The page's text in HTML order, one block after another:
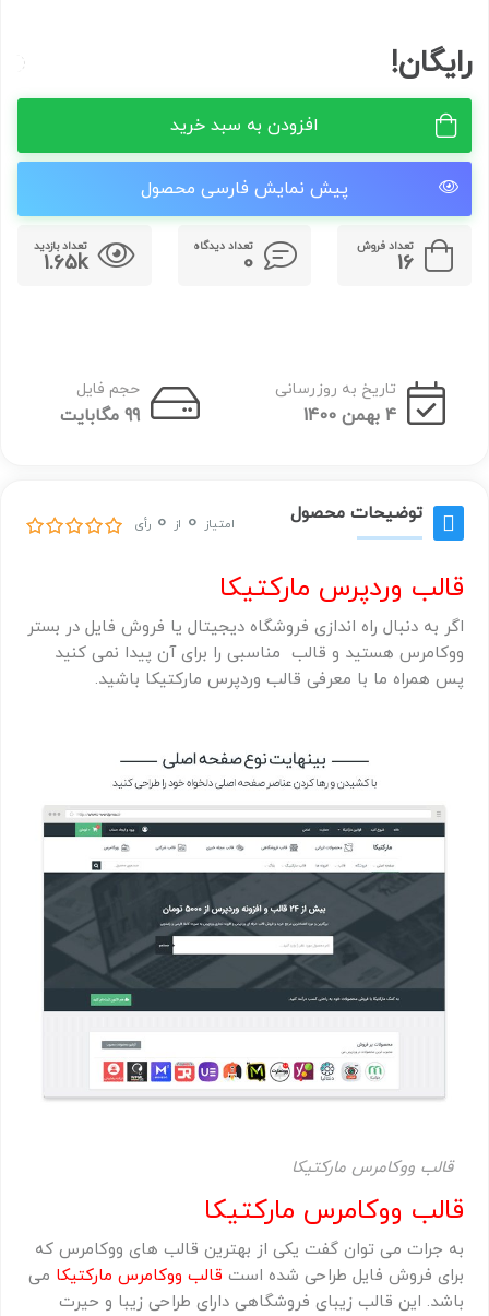
رایگان!
افزودن به سبد خرید
پیش نمایش فارسی محصول
تعداد فروش
16
تعداد دیدگاه
0
تعداد بازدید
1.65k
تاریخ به روزرسانی
4 بهمن 1400
حجم فایل
99 مگابایت
توضیحات محصول امتیاز 0 از 0 رأی
قالب وردپرس مارکتیکا
اگر به دنبال راه اندازی فروشگاه دیجیتال یا فروش فایل در بستر
ووکامرس هستید و قالب مناسبی را برای آن پیدا نمی کنید
پس همراه ما با معرفی قالب وردپرس مارکتیکا باشید.
قالب ووکامرس مارکتیکا
قالب ووکامرس مارکتیکا
به جرات می توان گفت یکی از بهترین قالب های ووکامرس که
برای فروش فایل طراحی شده است قالب ووکامرس مارکتیکا می
باشد. این قالب زیبای فروشگاهی دارای طراحی زیبا و حیرت